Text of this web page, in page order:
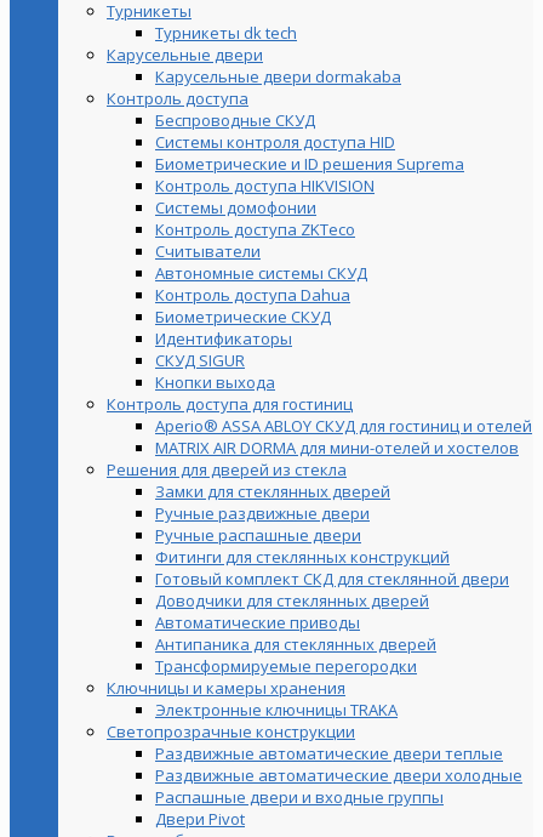
Турникеты
Турникеты dk tech
Карусельные двери
Карусельные двери dormakaba
Контроль доступа
Беспроводные СКУД
Системы контроля доступа HID
Биометрические и ID решения Suprema
Контроль доступа HIKVISION
Системы домофонии
Контроль доступа ZKTeco
Считыватели
Автономные системы СКУД
Контроль доступа Dahua
Биометрические СКУД
Идентификаторы
СКУД SIGUR
Кнопки выхода
Контроль доступа для гостиниц
Aperio® ASSA ABLOY СКУД для гостиниц и отелей
MATRIX AIR DORMA для мини-отелей и хостелов
Решения для дверей из стекла
Замки для стеклянных дверей
Ручные раздвижные двери
Ручные распашные двери
Фитинги для стеклянных конструкций
Готовый комплект СКД для стеклянной двери
Доводчики для стеклянных дверей
Автоматические приводы
Антипаника для стеклянных дверей
Трансформируемые перегородки
Ключницы и камеры хранения
Электронные ключницы TRAKA
Светопрозрачные конструкции
Раздвижные автоматические двери теплые
Раздвижные автоматические двери холодные
Распашные двери и входные группы
Двери Pivot